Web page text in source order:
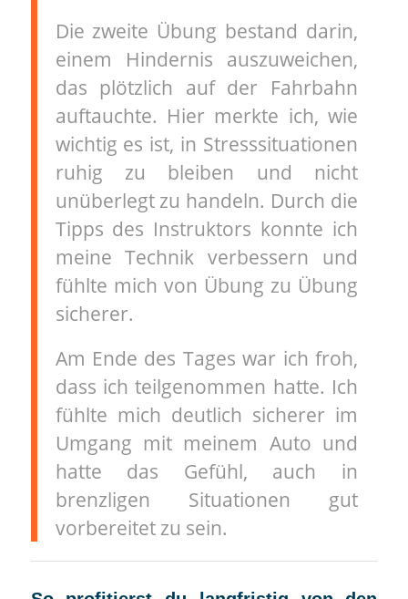
Die zweite Übung bestand darin,
einem Hindernis auszuweichen,
das plötzlich auf der Fahrbahn
auftauchte. Hier merkte ich, wie
wichtig es ist, in Stresssituationen
ruhig zu bleiben und nicht
unüberlegt zu handeln. Durch die
Tipps des Instruktors konnte ich
meine Technik verbessern und
fühlte mich von Übung zu Übung
sicherer.
Am Ende des Tages war ich froh,
dass ich teilgenommen hatte. Ich
fühlte mich deutlich sicherer im
Umgang mit meinem Auto und
hatte das Gefühl, auch in
brenzligen Situationen gut
vorbereitet zu sein.